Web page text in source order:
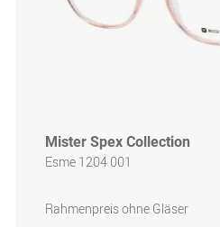
Mister Spex Collection
Esme 1204 001
Rahmenpreis ohne Gläser